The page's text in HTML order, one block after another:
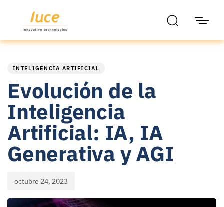
INTELIGENCIA ARTIFICIAL
Evolución de la
Inteligencia
Artificial: IA, IA
Generativa y AGI
octubre 24, 2023